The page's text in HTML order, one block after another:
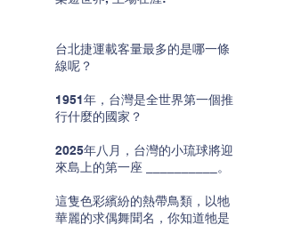
台北捷運載客量最多的是哪一條
線呢？
1951年，台灣是全世界第一個推
行什麼的國家？
2025年八月，台灣的小琉球將迎
來島上的第一座 __________。
這隻色彩繽紛的熱帶鳥類，以牠
華麗的求偶舞聞名，你知道牠是